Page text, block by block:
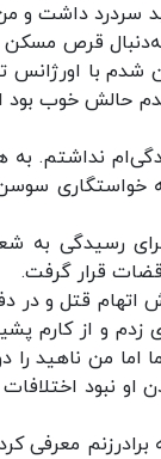
سردرد داشت و
قرص مسکن
با اورژانس
حالش خوب بود
نداشتم. به
خواستگاری
قرار گرفت.
قتل و در
و از کارم
من ناهید را
نبود اختلافات
معرفی